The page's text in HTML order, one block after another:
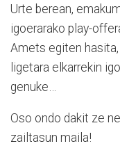
Urte berean,
igoerarako play-
Amets egiten
ligetara elkarrekin
genuke…
Oso ondo dakit ze
zailtasun maila!